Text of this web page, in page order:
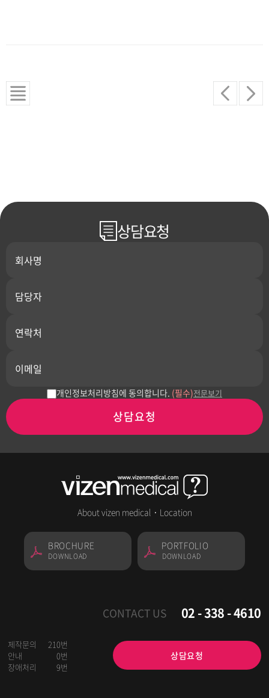
상담요청
개인정보처리방침에 동의합니다. (필수)전문보기
상담요청
About vizen medical · Location
BROCHURE
DOWNLOAD
PORTFOLIO
DOWNLOAD
CONTACT US
제작문의
210번
안내
0번
장애처리
9번
02 - 338 - 4610
상담요청